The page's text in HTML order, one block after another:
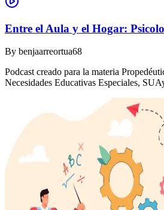
Entre el Aula y el Hogar:
By benjaarreortua68
Podcast creado para la materia
Necesidades Educativas Especiales,